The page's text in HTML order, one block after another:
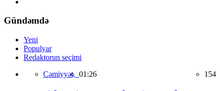
Gündəmdə
Yeni
Populyar
Redaktorun seçimi
Cəmiyyət, 01:26 154